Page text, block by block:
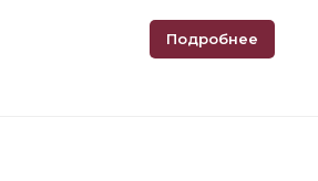
Подробнее